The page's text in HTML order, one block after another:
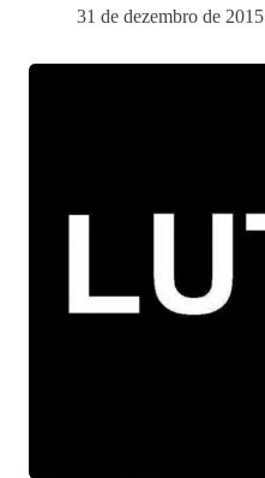
31 de dezembro de 2015